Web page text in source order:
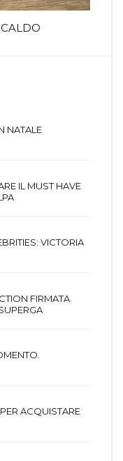
NATALE
IL MUST HAVE
VICTORIA
FIRMATA
ACQUISTARE